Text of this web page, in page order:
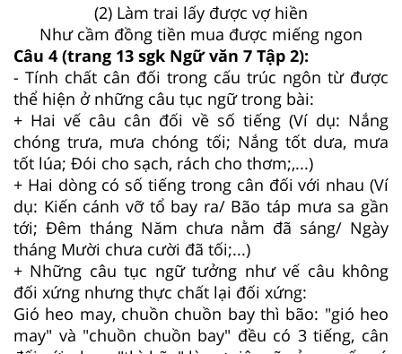
(2) Làm trai lấy được vợ hiền
Như cầm đồng tiền mua được miếng ngon
Câu 4 (trang 13 sgk Ngữ văn 7 Tập 2):
- Tính chất cân đối trong cấu trúc ngôn từ được
thể hiện ở những câu tục ngữ trong bài:
+ Hai vế câu cân đối về số tiếng (Ví dụ: Nắng
chóng trưa, mưa chóng tối; Nắng tốt dưa, mưa
tốt lúa; Đói cho sạch, rách cho thơm;,...)
+ Hai dòng có số tiếng trong cân đối với nhau (Ví
dụ: Kiến cánh vỡ tổ bay ra/ Bão táp mưa sa gần
tới; Đêm tháng Năm chưa nằm đã sáng/ Ngày
tháng Mười chưa cười đã tối;...)
+ Những câu tục ngữ tưởng như vế câu không
đối xứng nhưng thực chất lại đối xứng:
Gió heo may, chuồn chuồn bay thì bão: "gió heo
may" và "chuồn chuồn bay" đều có 3 tiếng, cân